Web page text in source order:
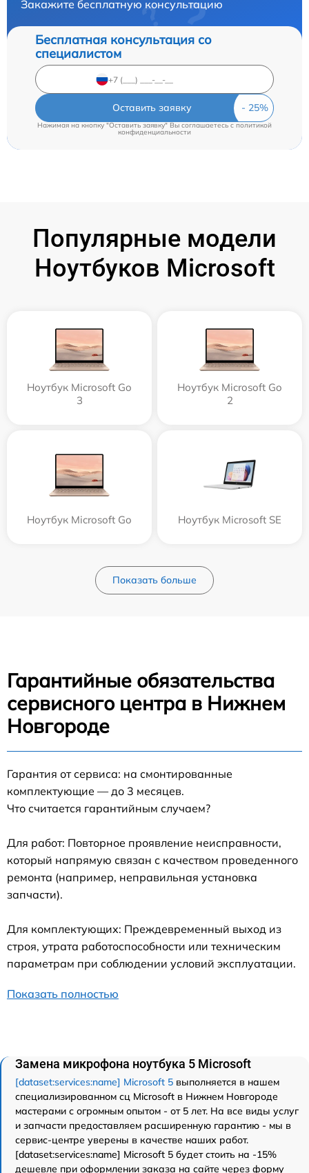
Закажите бесплатную консультацию
Бесплатная консультация со
специалистом
Оставить заявку
Нажимая на кнопку "Оставить заявку" Вы соглашаетесь c политикой
конфиденциальности
Популярные модели
Ноутбуков Microsoft
Ноутбук Microsoft Go
3
Ноутбук Microsoft Go
2
Ноутбук Microsoft Go Ноутбук Microsoft SE
Показать больше
Гарантийные обязательства
сервисного центра в Нижнем
Новгороде
Гарантия от сервиса: на смонтированные
комплектующие — до 3 месяцев.
Что считается гарантийным случаем?
Для работ: Повторное проявление неисправности,
который напрямую связан с качеством проведенного
ремонта (например, неправильная установка
запчасти).
Для комплектующих: Преждевременный выход из
строя, утрата работоспособности или техническим
параметрам при соблюдении условий эксплуатации.
Показать полностью
Замена микрофона ноутбука 5 Microsoft
[dataset:services:name] Microsoft 5 выполняется в нашем
специализированном сц Microsoft в Нижнем Новгороде
мастерами с огромным опытом - от 5 лет. На все виды услуг
и запчасти предоставляем расширенную гарантию - мы в
сервис-центре уверены в качестве наших работ.
[dataset:services:name] Microsoft 5 будет стоить на -15%
дешевле при оформлении заказа на сайте через форму